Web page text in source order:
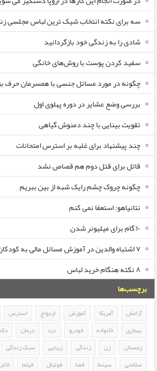
سه برای نکته انتخاب شیک ترین لباس مجلسی
شادی را به زندگی خود بازگردانید
سفید کردن پوست با روش‌های خانگی
چگونه در مورد مسائل جنسی با همسرمان حرف
بررسی وضع عشایر در دوره پهلوی اول
تقویت بینایی با چند دمنوش گیاهی
چند پیشنهاد برای غلبه بر استرس امتحانات
قاتل برای قتل دوم هم قصاص نشد
چگونه چروک چشم رایک شبه از بین ببریم
نتانیاهو: استعفا نمی کنم
۱۰ گام برای میلیونر شدن
۷ اشتباه والدین در آموزش مسائل مالی به کودکان
۸ نکته هنگام خرید لباس
برچسب‌ها
آرامش آمریکا آموزش ازدواج استرس
بیماری
خانواده خودرو درد درمان
زمستان
زن زندگی زیبایی سبک زندگی
سلامتی
سینما فضا فوتبال فیلم